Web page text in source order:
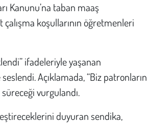
Kanunu’na taban maaş
koşullarının öğretmenleri
ifadeleriyle yaşanan
Açıklamada, “Biz patronların
vurgulandı.
duyuran sendika,